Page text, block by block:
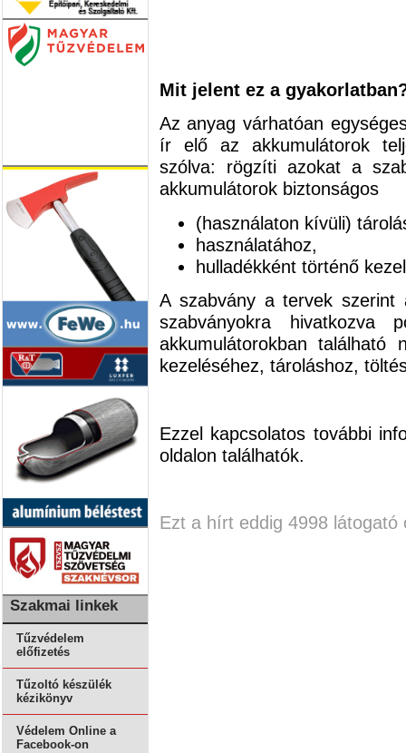
Szakmai linkek
Tűzvédelem
előfizetés
Tűzoltó készülék
kézikönyv
Védelem Online a
Facebook-on
Mit jelent ez a
Az anyag várhatóan
ír elő az akkumulátorok
szólva: rögzíti azokat a
akkumulátorok biztonságos
(használaton kívüli)
használatához,
hulladékként történő
A szabvány a tervek
szabványokra
akkumulátorokban található
kezeléséhez, tároláshoz,
Ezzel kapcsolatos további
oldalon találhatók.
Ezt a hírt eddig 4998 látogató